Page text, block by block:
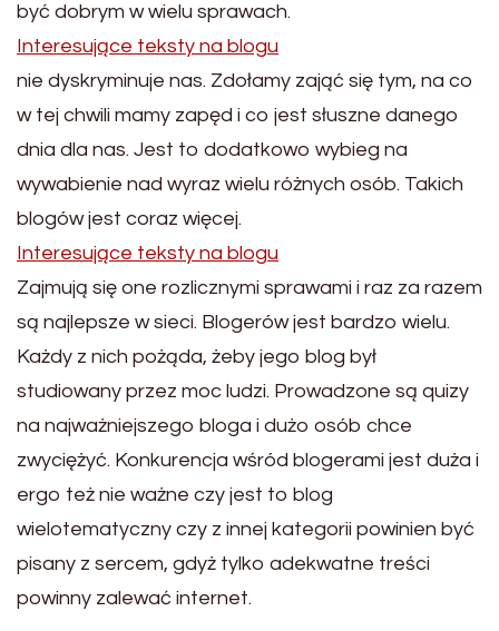
być dobrym w wielu sprawach.
Interesujące teksty na blogu
nie dyskryminuje nas. Zdołamy zająć się tym, na co
w tej chwili mamy zapęd i co jest słuszne danego
dnia dla nas. Jest to dodatkowo wybieg na
wywabienie nad wyraz wielu różnych osób. Takich
blogów jest coraz więcej.
Interesujące teksty na blogu
Zajmują się one rozlicznymi sprawami i raz za razem
są najlepsze w sieci. Blogerów jest bardzo wielu.
Każdy z nich pożąda, żeby jego blog był
studiowany przez moc ludzi. Prowadzone są quizy
na najważniejszego bloga i dużo osób chce
zwyciężyć. Konkurencja wśród blogerami jest duża i
ergo też nie ważne czy jest to blog
wielotematyczny czy z innej kategorii powinien być
pisany z sercem, gdyż tylko adekwatne treści
powinny zalewać internet.